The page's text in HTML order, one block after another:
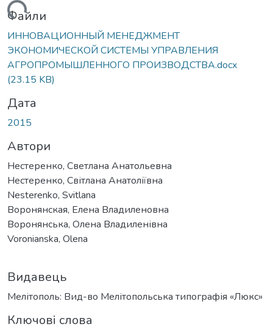
Файли
ИННОВАЦИОННЫЙ МЕНЕДЖМЕНТ
ЭКОНОМИЧЕСКОЙ СИСТЕМЫ УПРАВЛЕНИЯ
АГРОПРОМЫШЛЕННОГО ПРОИЗВОДСТВА.docx
(23.15 KB)
Дата
2015
Автори
Нестеренко, Светлана Анатольевна
Нестеренко, Світлана Анатоліївна
Nesterenko, Svitlana
Воронянская, Елена Владиленовна
Воронянська, Олена Владиленівна
Voronianska, Olena
Видавець
Мелітополь: Вид-во Мелітопольська типографія «Люкс»
Ключові слова